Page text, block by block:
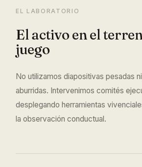
EL LABORATORIO
El activo en el
juego
No utilizamos diapositivas pesadas
aburridas. Intervenimos comités
desplegando herramientas
la observación conductual.